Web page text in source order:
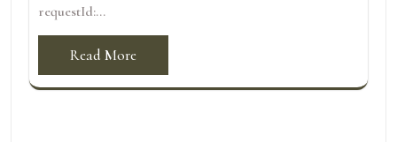
requestId:...
Read More